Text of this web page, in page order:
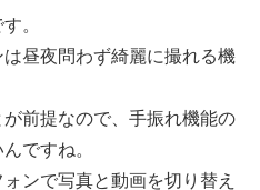
。
昼夜問わず綺麗に撮れる機
前提なので、手振れ機能の
ですね。
ンで写真と動画を切り替え